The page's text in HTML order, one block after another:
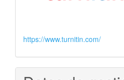
https://www.turnitin.com/